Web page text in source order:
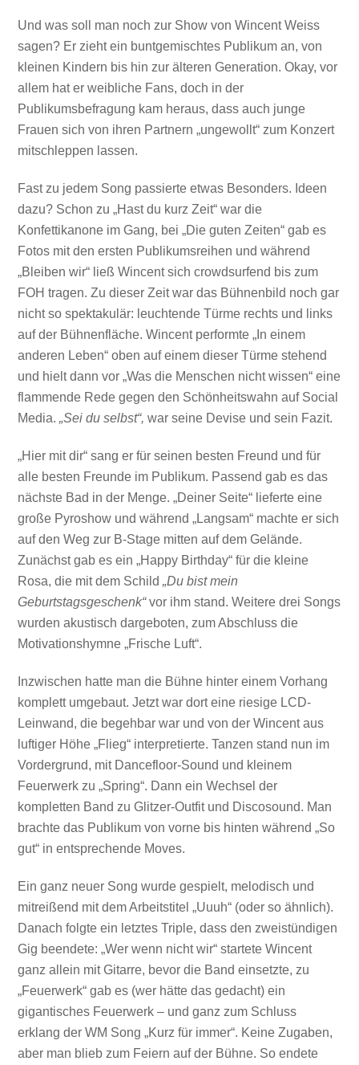
Und was soll man noch zur Show von Wincent Weiss
sagen? Er zieht ein buntgemischtes Publikum an, von
kleinen Kindern bis hin zur älteren Generation. Okay, vor
allem hat er weibliche Fans, doch in der
Publikumsbefragung kam heraus, dass auch junge
Frauen sich von ihren Partnern „ungewollt“ zum Konzert
mitschleppen lassen.
Fast zu jedem Song passierte etwas Besonders. Ideen
dazu? Schon zu „Hast du kurz Zeit“ war die
Konfettikanone im Gang, bei „Die guten Zeiten“ gab es
Fotos mit den ersten Publikumsreihen und während
„Bleiben wir“ ließ Wincent sich crowdsurfend bis zum
FOH tragen. Zu dieser Zeit war das Bühnenbild noch gar
nicht so spektakulär: leuchtende Türme rechts und links
auf der Bühnenfläche. Wincent performte „In einem
anderen Leben“ oben auf einem dieser Türme stehend
und hielt dann vor „Was die Menschen nicht wissen“ eine
flammende Rede gegen den Schönheitswahn auf Social
Media.„Sei du selbst“, war seine Devise und sein Fazit.
„Hier mit dir“ sang er für seinen besten Freund und für
alle besten Freunde im Publikum. Passend gab es das
nächste Bad in der Menge. „Deiner Seite“ lieferte eine
große Pyroshow und während „Langsam“ machte er sich
auf den Weg zur B-Stage mitten auf dem Gelände.
Zunächst gab es ein „Happy Birthday“ für die kleine
Rosa, die mit dem Schild„Du bist mein
Geburtstagsgeschenk“vor ihm stand. Weitere drei Songs
wurden akustisch dargeboten, zum Abschluss die
Motivationshymne „Frische Luft“.
Inzwischen hatte man die Bühne hinter einem Vorhang
komplett umgebaut. Jetzt war dort eine riesige LCD-
Leinwand, die begehbar war und von der Wincent aus
luftiger Höhe „Flieg“ interpretierte. Tanzen stand nun im
Vordergrund, mit Dancefloor-Sound und kleinem
Feuerwerk zu „Spring“. Dann ein Wechsel der
kompletten Band zu Glitzer-Outfit und Discosound. Man
brachte das Publikum von vorne bis hinten während „So
gut“ in entsprechende Moves.
Ein ganz neuer Song wurde gespielt, melodisch und
mitreißend mit dem Arbeitstitel „Uuuh“ (oder so ähnlich).
Danach folgte ein letztes Triple, dass den zweistündigen
Gig beendete: „Wer wenn nicht wir“ startete Wincent
ganz allein mit Gitarre, bevor die Band einsetzte, zu
„Feuerwerk“ gab es (wer hätte das gedacht) ein
gigantisches Feuerwerk – und ganz zum Schluss
erklang der WM Song „Kurz für immer“. Keine Zugaben,
aber man blieb zum Feiern auf der Bühne. So endete